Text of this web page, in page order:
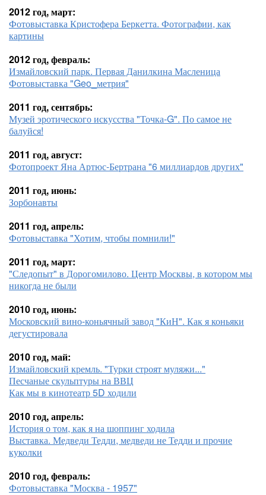
2012 год, март:
Фотовыставка Кристофера Беркетта. Фотографии, как
картины
2012 год, февраль:
Измайловский парк. Первая Данилкина Масленица
Фотовыставка "Geo_метрия"
2011 год, сентябрь:
Музей эротического искусства "Точка-G". По самое не
балуйся!
2011 год, август:
Фотопроект Яна Артюс-Бертрана "6 миллиардов других"
2011 год, июнь:
Зорбонавты
2011 год, апрель:
Фотовыставка "Хотим, чтобы помнили!"
2011 год, март:
"Следопыт" в Дорогомилово. Центр Москвы, в котором мы
никогда не были
2010 год, июнь:
Московский вино-коньячный завод "КиН". Как я коньяки
дегустировала
2010 год, май:
Измайловский кремль. "Турки строят муляжи..."
Песчаные скульптуры на ВВЦ
Как мы в кинотеатр 5D ходили
2010 год, апрель:
История о том, как я на шоппинг ходила
Выставка. Медведи Тедди, медведи не Тедди и прочие
куколки
2010 год, февраль:
Фотовыставка "Москва - 1957"